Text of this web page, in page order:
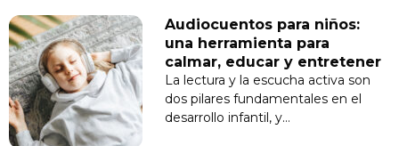
Audiocuentos para niños:
una herramienta para
calmar, educar y entretener
La lectura y la escucha activa son
dos pilares fundamentales en el
desarrollo infantil, y…